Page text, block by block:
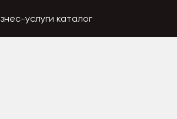
услуги каталог